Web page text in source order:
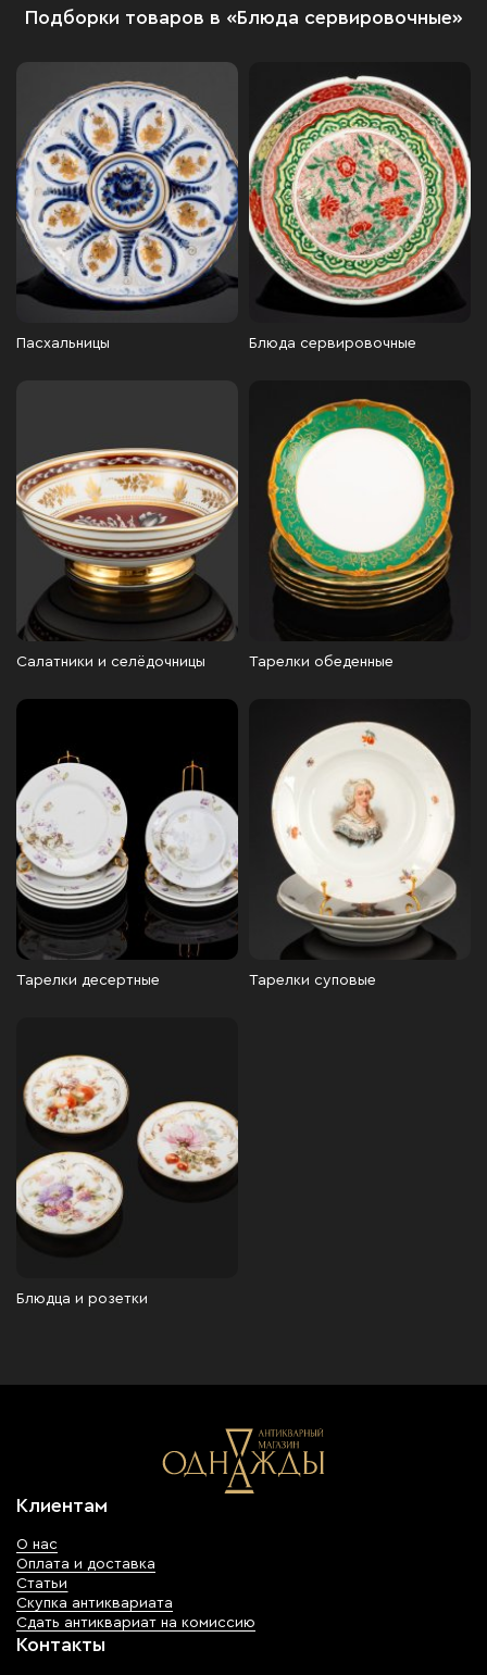
Подборки товаров в «Блюда сервировочные»
Пасхальницы Блюда сервировочные
Салатники и селёдочницы Тарелки обеденные
Тарелки десертные Тарелки суповые
Блюдца и розетки
Клиентам
О нас
Оплата и доставка
Статьи
Скупка антиквариата
Сдать антиквариат на комиссию
Контакты